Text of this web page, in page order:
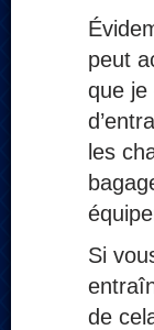
peut
que je
les
Si
de